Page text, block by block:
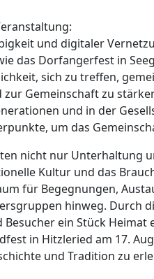
und digitaler
das Dorfangerfest in
sich zu treffen,
Gemeinschaft zu
und in der
um das
nicht nur Unterhaltung
Kultur und das
für Begegnungen,
hinweg. Durch
ein Stück
in Hitzleried am 17.
und Tradition zu